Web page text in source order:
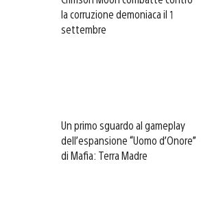
la corruzione demoniaca il 1
settembre
Un primo sguardo al gameplay
dell’espansione “Uomo d’Onore”
di Mafia: Terra Madre